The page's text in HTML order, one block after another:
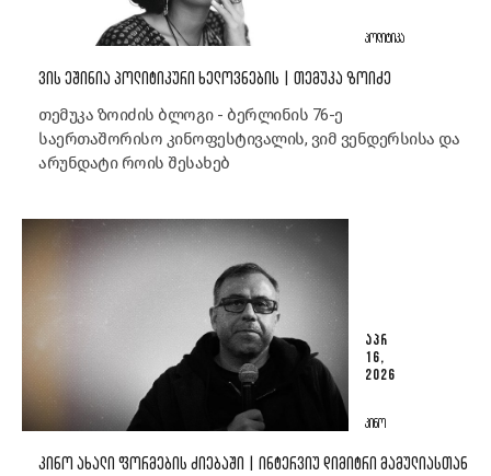
ᲞᲝᲚᲘᲢᲘᲙᲐ
ᲕᲘᲡ ᲔᲨᲘᲜᲘᲐ ᲞᲝᲚᲘᲢᲘᲙᲣᲠᲘ ᲮᲔᲚᲝᲕᲜᲔᲑᲘᲡ | ᲗᲔᲛᲣᲙᲐ ᲖᲝᲘᲫᲔ
თემუკა ზოიძის ბლოგი - ბერლინის 76-ე
საერთაშორისო კინოფესტივალის, ვიმ ვენდერსისა და
არუნდატი როის შესახებ
ᲐᲞᲠ
16,
2026
ᲙᲘᲜᲝ
ᲙᲘᲜᲝ ᲐᲮᲐᲚᲘ ᲤᲝᲠᲛᲔᲑᲘᲡ ᲫᲘᲔᲑᲐᲨᲘ | ᲘᲜᲢᲔᲠᲕᲘᲣ ᲓᲘᲛᲘᲢᲠᲘ ᲛᲐᲛᲣᲚᲘᲐᲡᲗᲐᲜ